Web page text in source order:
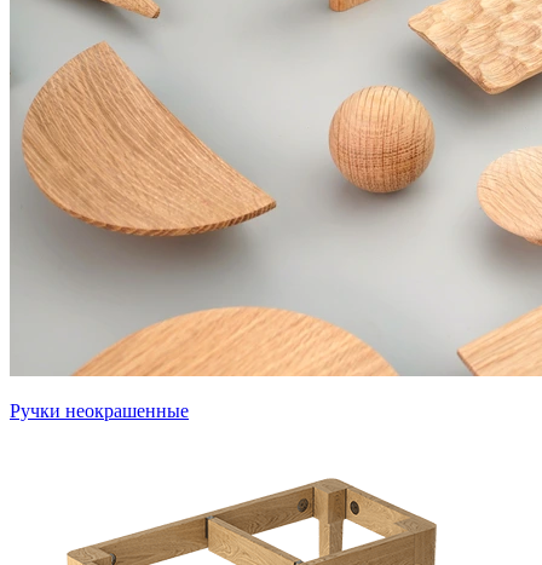
Ручки неокрашенные